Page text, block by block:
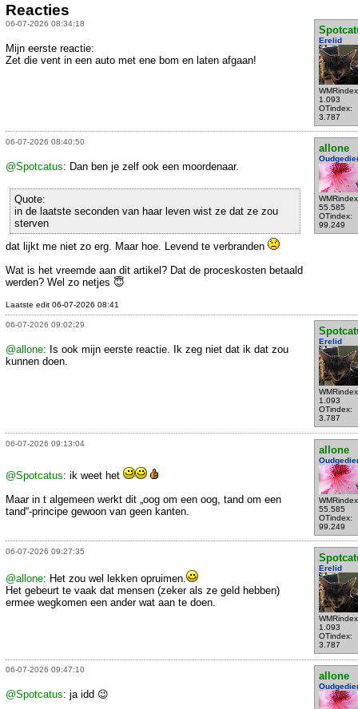
Reacties
06-07-2026 08:34:18
Erelid
1.093
OTindex:
3.787
Mijn eerste reactie:
Zet die vent in een auto met ene bom en laten afgaan!
06-07-2026 08:40:50
allone
55.585
OTindex:
99.249
@Spotcatus: Dan ben je zelf ook een moordenaar.
Quote:
in de laatste seconden van haar leven wist ze dat ze zou
sterven
dat lijkt me niet zo erg. Maar hoe. Levend te verbranden
Wat is het vreemde aan dit artikel? Dat de proceskosten betaald
werden? Wel zo netjes 😇
Laatste edit 06-07-2026 08:41
06-07-2026 09:02:29
Erelid
1.093
OTindex:
3.787
@allone: Is ook mijn eerste reactie. Ik zeg niet dat ik dat zou
kunnen doen.
06-07-2026 09:13:04
allone
55.585
OTindex:
99.249
@Spotcatus: ik weet het
Maar in t algemeen werkt dit „oog om een oog, tand om een
tand“-principe gewoon van geen kanten.
06-07-2026 09:27:35
Erelid
1.093
OTindex:
3.787
@allone: Het zou wel lekken opruimen.
Het gebeurt te vaak dat mensen (zeker als ze geld hebben)
ermee wegkomen een ander wat aan te doen.
06-07-2026 09:47:10
allone
@Spotcatus: ja idd 😉